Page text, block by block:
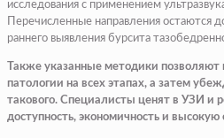
исследования с применением
Перечисленные направления остаются
раннего выявления бурсита
Также указанные методики позволяют
патологии на всех этапах, а затем
такового. Специалисты ценят в УЗИ и
доступность, экономичность и